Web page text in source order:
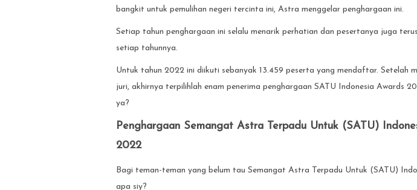
bangkit untuk pemulihan negeri tercinta ini, Astra menggelar penghargaan ini.
Setiap tahun penghargaan ini selalu menarik perhatian dan pesertanya juga
setiap tahunnya.
Untuk tahun 2022 ini diikuti sebanyak 13.459 peserta yang mendaftar. Setelah
juri, akhirnya terpilihlah enam penerima penghargaan SATU Indonesia Awards
ya?
Penghargaan Semangat Astra Terpadu Untuk (SATU)
2022
Bagi teman-teman yang belum tau Semangat Astra Terpadu Untuk (SATU)
apa siy?